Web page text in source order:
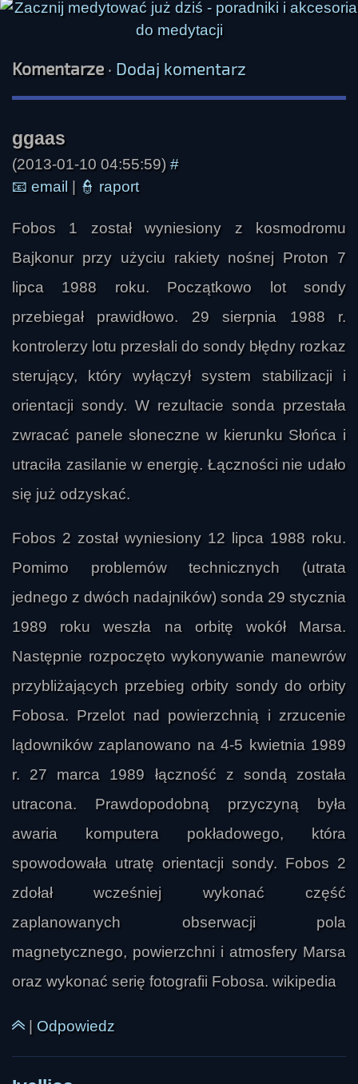
Komentarze· Dodaj komentarz
(2013-01-10 04:55:59) #
📧 email 👮 raport
Fobos 1 został wyniesiony z kosmodromu
Bajkonur przy użyciu rakiety nośnej Proton 7
lipca 1988 roku. Początkowo lot sondy
przebiegał prawidłowo. 29 sierpnia 1988 r.
kontrolerzy lotu przesłali do sondy błędny rozkaz
sterujący, który wyłączył system stabilizacji i
orientacji sondy. W rezultacie sonda przestała
zwracać panele słoneczne w kierunku Słońca i
utraciła zasilanie w energię. Łączności nie udało
się już odzyskać.
Fobos 2 został wyniesiony 12 lipca 1988 roku.
Pomimo problemów technicznych (utrata
jednego z dwóch nadajników) sonda 29 stycznia
1989 roku weszła na orbitę wokół Marsa.
Następnie rozpoczęto wykonywanie manewrów
przybliżających przebieg orbity sondy do orbity
Fobosa. Przelot nad powierzchnią i zrzucenie
lądowników zaplanowano na 4-5 kwietnia 1989
r. 27 marca 1989 łączność z sondą została
utracona. Prawdopodobną przyczyną była
awaria komputera pokładowego, która
spowodowała utratę orientacji sondy. Fobos 2
zdołał wcześniej wykonać część
zaplanowanych obserwacji pola
magnetycznego, powierzchni i atmosfery Marsa
oraz wykonać serię fotografii Fobosa. wikipedia
Odpowiedz
Michał
myśliwy